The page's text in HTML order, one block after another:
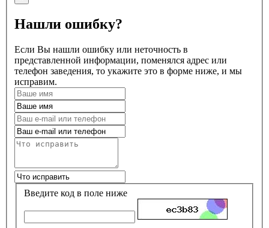
Нашли ошибку?
Если Вы нашли ошибку или неточность в
представленной информации, поменялся адрес или
телефон заведения, то укажите это в форме ниже, и мы
исправим.
Введите код в поле ниже